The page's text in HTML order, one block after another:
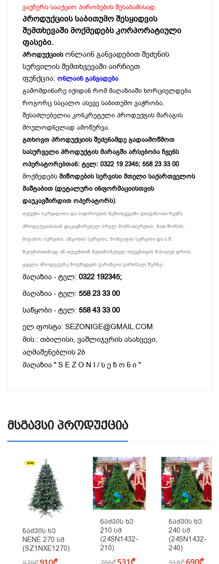
ვაუჩერს სააქციო პირობების შესაბამისად.
პროდუქციის საბითუმო შესყიდვის
შემთხევაში მოქმედებს კორპორატიული
ფასები.
პროდუქციის ონლაინ განვადებით შეძენის
სურვილის შემთხვევაში აირჩიეთ
ფუნქცია: ონლაინ განვადება
გამომდინარე იქიდან რომ მაღაზიაში ხორციელდება
როგორც საცალო ასევე საბითუმო ვაჭრობა,
შესაძლებელია კონკრეტული პროდუქტის მარაგის
მოულოდნელად ამოწურვა.
გთხოვთ პროდუქციის შეძენამდე გადაამოწმოთ
სასურველი პროდუქტის მარაგში არსებობა ჩვენს
ოპერატორებთან: ტელ: 0322 19 2345; 558 23 33 00
მოქმედებს მიწოდების სერვისი მთელი საქართველოს
მაშტაბით (დეტალური ინფორმაციისთვის
დაუკავშირდით ოპერატორს).
თქვენი სურვილისა და საჭიროების შემთხვევაში გთავაზობთ ჩვენს
პროდუქციასთან დაკავშირებულ სრულ მომსახურებას, მათ შორის:
მიტანის სერვისი, აწყობის სერვისი, მონტაჟის სერვისი და ა.შ.
შეძენისთანავე ან თქვენთან შეთანხმებულ თქვენთვის მისაღებ დროს.
ყველა პროდუქტზე მოქმედებს გარანტია ქარხნულ წუნზე.
მაღაზია - ტელ: 0322 192345;
მაღაზია - ტელ: 558 23 33 00
საწყობი - ტელ: 558 43 33 00
ელ.ფოსტა: SEZONIGE@GMAIL.COM
მის.: თბილისი, ვაშლიჯვრის ასახვევი,
აღმაშენებლის 2ბ
მაღაზია " S E Z O N I / ს ე ზ ო ნ ი "
Მსგავსი Პროდუქცია
Ნაძვის Ხე
NENE 270 Სმ
(SZ1NXE1270)
Ნაძვის Ხე
210 Სმ
(24SN1432-
210)
Ნაძვის Ხე
240 Სმ
(24SN1432-
240)